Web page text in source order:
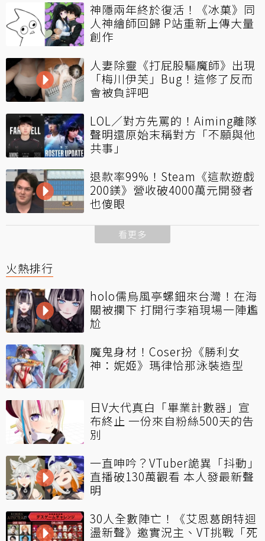
神隱兩年終於復活！《冰菓》同
人神繪師回歸 P站重新上傳大量
創作
人妻除靈《打屁股驅魔師》出現
「梅川伊芙」Bug！這修了反而
會被負評吧
LOL／對方先罵的！Aiming離隊
聲明還原始末稱對方「不願與他
共事」
退款率99%！Steam《這款遊戲
200鎂》營收破4000萬元開發者
也傻眼
看更多
火熱排行
holo儒烏風亭螺鈿來台灣！在海
關被攔下 打開行李箱現場一陣尷
尬
魔鬼身材！Coser扮《勝利女
神：妮姬》瑪律恰那泳裝造型
日V大代真白「畢業計數器」宣
布終止 一份來自粉絲500天的告
別
一直呻吟？VTuber詭異「抖動」
直播破130萬觀看 本人發最新聲
明
30人全數陣亡！《艾恩葛朗特迴
盪新聲》邀實況主、VT挑戰「死